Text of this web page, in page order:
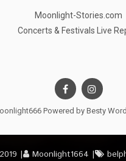
Moonlight-Stories.com
Concerts & Festivals Live
Powered by Besty
Moonlight1664